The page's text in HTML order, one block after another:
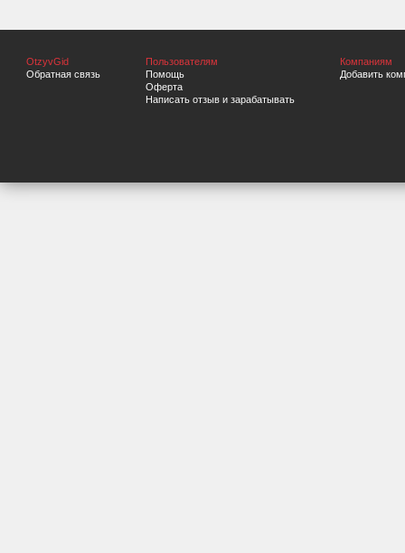
OtzyvGid
Обратная связь
Пользователям
Помощь
Оферта
Написать отзыв и зарабатывать
Компаниям
Добавить